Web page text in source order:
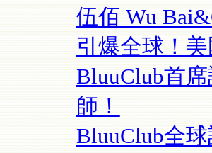
伍佰 Wu
引爆全球！
BluuClub首
師！
BluuClub全